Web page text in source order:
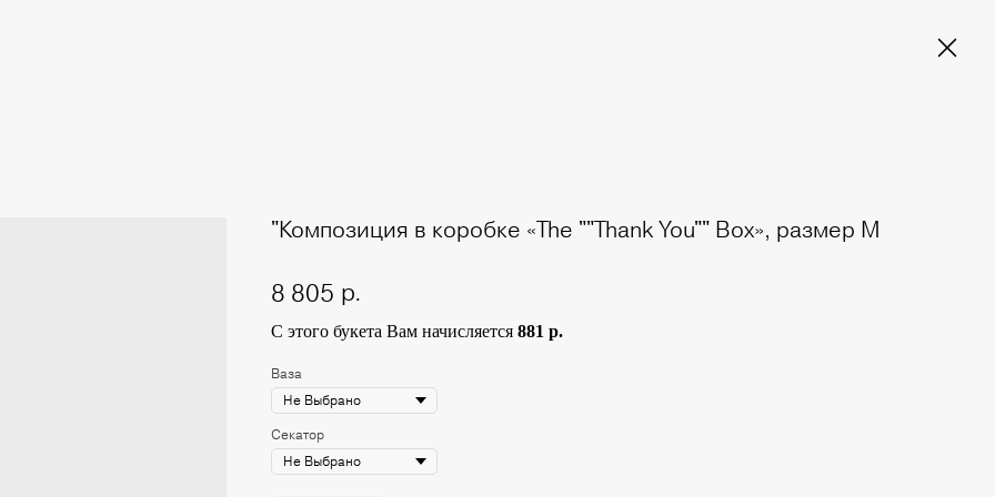
"Композиция в коробке «The ""Thank You"" Box», размер М
8 805 р.
С этого букета Вам начисляется 881 р.
Ваза
Секатор